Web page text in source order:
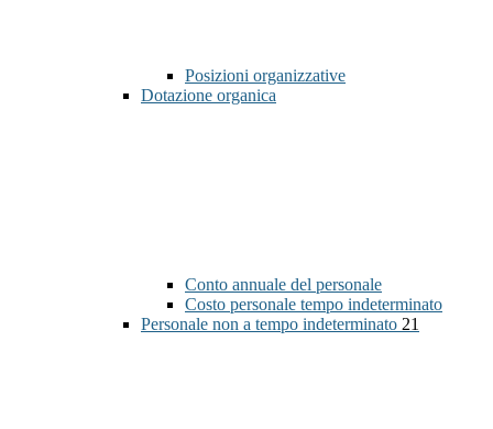
Posizioni organizzative
Dotazione organica
Conto annuale del personale
Costo personale tempo indeterminato
Personale non a tempo indeterminato 21